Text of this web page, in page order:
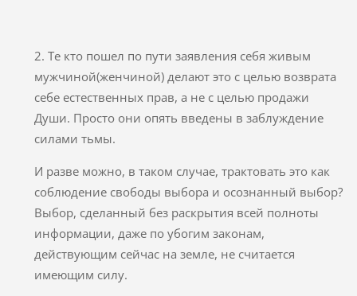
2. Те кто пошел по пути заявления себя живым
мужчиной(женчиной) делают это с целью возврата
себе естественных прав, а не с целью продажи
Души. Просто они опять введены в заблуждение
силами тьмы.
И разве можно, в таком случае, трактовать это как
соблюдение свободы выбора и осознанный выбор?
Выбор, сделанный без раскрытия всей полноты
информации, даже по убогим законам,
действующим сейчас на земле, не считается
имеющим силу.